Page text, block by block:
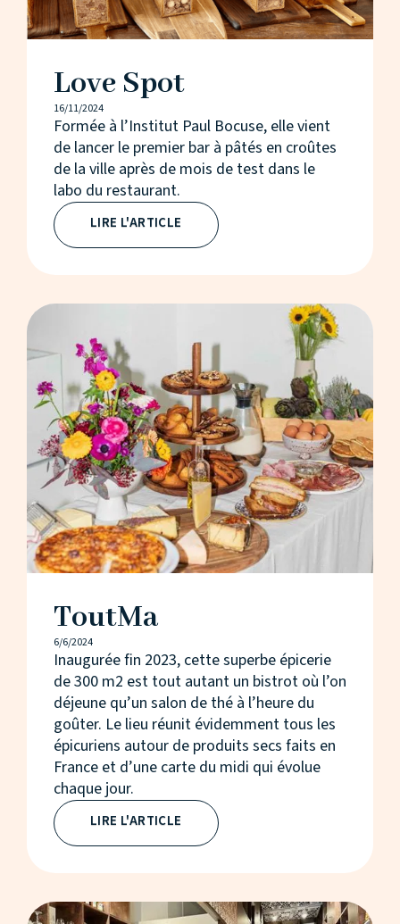
Love Spot
16/11/2024
Formée à l’Institut Paul Bocuse, elle vient
de lancer le premier bar à pâtés en croûtes
de la ville après de mois de test dans le
labo du restaurant.
LIRE L'ARTICLE
ToutMa
6/6/2024
Inaugurée fin 2023, cette superbe épicerie
de 300 m2 est tout autant un bistrot où l’on
déjeune qu’un salon de thé à l’heure du
goûter. Le lieu réunit évidemment tous les
épicuriens autour de produits secs faits en
France et d’une carte du midi qui évolue
chaque jour.
LIRE L'ARTICLE